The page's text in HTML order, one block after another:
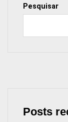
Pesquisar
Posts